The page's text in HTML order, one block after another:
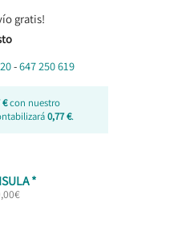
gratis!
-647 250 619
€con nuestro
0,77 €.
*